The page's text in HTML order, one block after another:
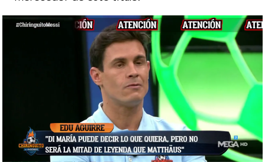
Publicado:01 de noviembre de 2023, 02:06